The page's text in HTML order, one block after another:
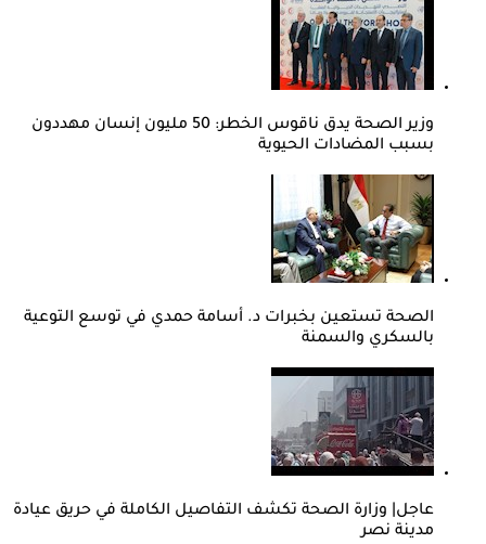
وزير الصحة يدق ناقوس الخطر: 50 مليون إنسان مهددون
بسبب المضادات الحيوية
الصحة تستعين بخبرات د. أسامة حمدي في توسع التوعية
بالسكري والسمنة
عاجل| وزارة الصحة تكشف التفاصيل الكاملة في حريق عيادة
مدينة نصر